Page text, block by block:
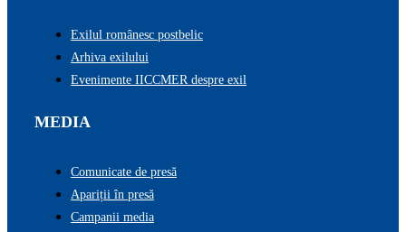
Exilul românesc postbelic
Arhiva exilului
Evenimente IICCMER despre exil
MEDIA
Comunicate de presă
Apariții în presă
Campanii media